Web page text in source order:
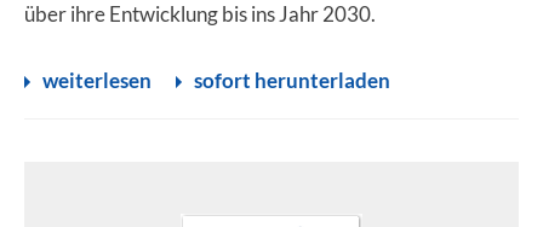
über ihre Entwicklung bis ins Jahr 2030.
weiterlesen sofort herunterladen